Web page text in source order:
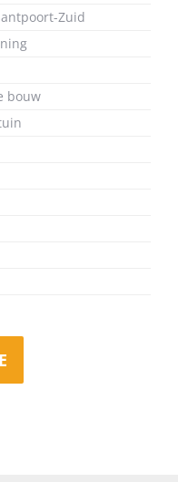
Zuid
bouw